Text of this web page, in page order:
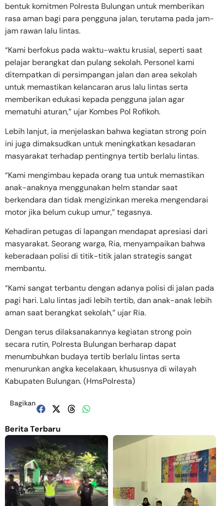
bentuk komitmen Polresta Bulungan untuk memberikan
rasa aman bagi para pengguna jalan, terutama pada jam-
jam rawan lalu lintas.
“Kami berfokus pada waktu-waktu krusial, seperti saat
pelajar berangkat dan pulang sekolah. Personel kami
ditempatkan di persimpangan jalan dan area sekolah
untuk memastikan kelancaran arus lalu lintas serta
memberikan edukasi kepada pengguna jalan agar
mematuhi aturan,” ujar Kombes Pol Rofikoh.
Lebih lanjut, ia menjelaskan bahwa kegiatan strong poin
ini juga dimaksudkan untuk meningkatkan kesadaran
masyarakat terhadap pentingnya tertib berlalu lintas.
“Kami mengimbau kepada orang tua untuk memastikan
anak-anaknya menggunakan helm standar saat
berkendara dan tidak mengizinkan mereka mengendarai
motor jika belum cukup umur,” tegasnya.
Kehadiran petugas di lapangan mendapat apresiasi dari
masyarakat. Seorang warga, Ria, menyampaikan bahwa
keberadaan polisi di titik-titik jalan strategis sangat
membantu.
“Kami sangat terbantu dengan adanya polisi di jalan pada
pagi hari. Lalu lintas jadi lebih tertib, dan anak-anak lebih
aman saat berangkat sekolah,” ujar Ria.
Dengan terus dilaksanakannya kegiatan strong poin
secara rutin, Polresta Bulungan berharap dapat
menumbuhkan budaya tertib berlalu lintas serta
menurunkan angka kecelakaan, khususnya di wilayah
Kabupaten Bulungan. (HmsPolresta)
Bagikan
Berita Terbaru